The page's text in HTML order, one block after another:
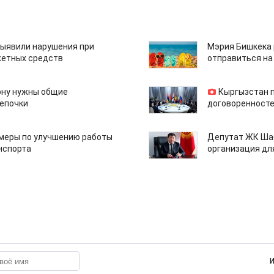
нарушения при
средств
Мэрия Бишкека
отправиться
нужны общие
Кыргызстан
по улучшению работы
Депутат ЖК
организация